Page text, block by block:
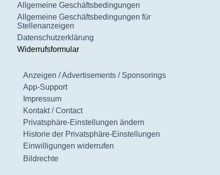
Allgemeine Geschäftsbedingungen
Allgemeine Geschäftsbedingungen für
Stellenanzeigen
Datenschutzerklärung
Widerrufsformular
Anzeigen / Advertisements / Sponsorings
App-Support
Impressum
Kontakt / Contact
Privatsphäre-Einstellungen ändern
Historie der Privatsphäre-Einstellungen
Einwilligungen widerrufen
Bildrechte